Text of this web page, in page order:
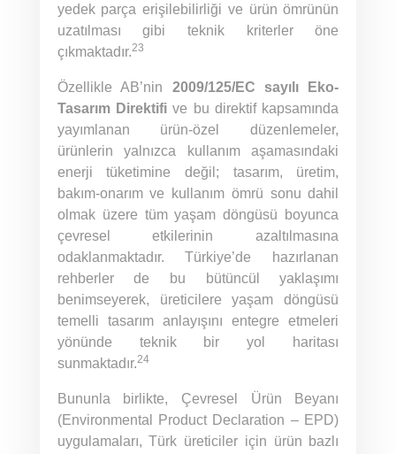
yedek parça erişilebilirliği ve ürün ömrünün
uzatılması gibi teknik kriterler öne
çıkmaktadır.23
Özellikle AB’nin 2009/125/EC sayılı Eko-
Tasarım Direktifi ve bu direktif kapsamında
yayımlanan ürün-özel düzenlemeler,
ürünlerin yalnızca kullanım aşamasındaki
enerji tüketimine değil; tasarım, üretim,
bakım-onarım ve kullanım ömrü sonu dahil
olmak üzere tüm yaşam döngüsü boyunca
çevresel etkilerinin azaltılmasına
odaklanmaktadır. Türkiye’de hazırlanan
rehberler de bu bütüncül yaklaşımı
benimseyerek, üreticilere yaşam döngüsü
temelli tasarım anlayışını entegre etmeleri
yönünde teknik bir yol haritası
sunmaktadır.24
Bununla birlikte, Çevresel Ürün Beyanı
(Environmental Product Declaration – EPD)
uygulamaları, Türk üreticiler için ürün bazlı